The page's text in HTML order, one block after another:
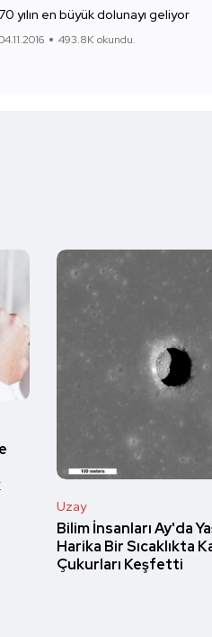
70 yılın en büyük dolunayı geliyor
493.8K okundu.
Uzay
Bilim İnsanları Ay'da
Harika Bir Sıcaklıkta
Çukurları Keşfetti